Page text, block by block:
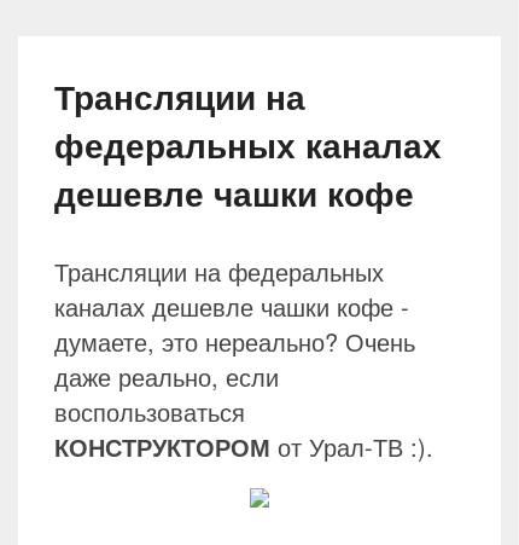
Трансляции на
федеральных каналах
дешевле чашки кофе
Трансляции на федеральных
каналах дешевле чашки кофе -
думаете, это нереально? Очень
даже реально, если
воспользоваться
КОНСТРУКТОРОМ от Урал-ТВ :).